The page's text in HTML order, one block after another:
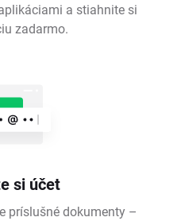
a stiahnite si
zadarmo.
si účet
príslušné dokumenty –